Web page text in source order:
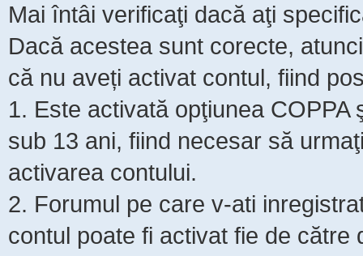
Mai întâi verificaţi dacă aţi
Dacă acestea sunt corecte,
că nu aveți activat contul, fiind
1. Este activată opţiunea
sub 13 ani, fiind necesar să
activarea contului.
2. Forumul pe care v-ati
contul poate fi activat fie de